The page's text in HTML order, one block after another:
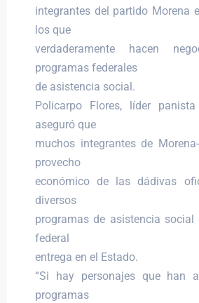
integrantes del partido Morena
los que
verdaderamente hacen
programas federales
de asistencia social.
Policarpo Flores, líder
aseguró que
muchos integrantes de
provecho
económico de las dádivas
diversos
programas de asistencia social
federal
entrega en el Estado.
“Si hay personajes que han
programas